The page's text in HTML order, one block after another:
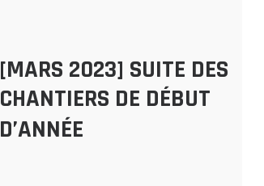
[MARS 2023] SUITE DES
CHANTIERS DE DÉBUT
D’ANNÉE